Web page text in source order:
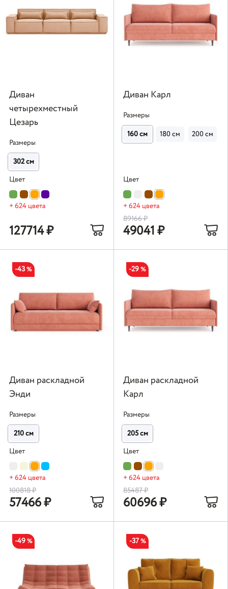
Диван
четырехместный
Цезарь
Размеры
302 см
Цвет
+ 624 цвета
127714₽
Диван Карл
Размеры
160 см
180 см 200 см
Цвет
+ 624 цвета
89166₽
49041₽
-43%
Диван раскладной
Энди
Размеры
210 см
Цвет
+ 624 цвета
100818₽
57466₽
-29%
Диван раскладной
Карл
Размеры
205 см
Цвет
+ 624 цвета
85487₽
60696₽
-49 % -37 %